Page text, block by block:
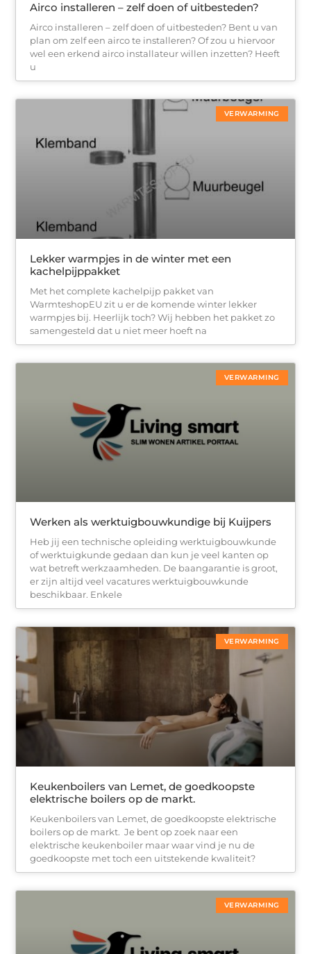
Airco installeren – zelf doen of uitbesteden?
Airco installeren – zelf doen of uitbesteden? Bent u van
plan om zelf een airco te installeren? Of zou u hiervoor
wel een erkend airco installateur willen inzetten? Heeft
u
VERWARMING
Lekker warmpjes in de winter met een
kachelpijppakket
Met het complete kachelpijp pakket van
WarmteshopEU zit u er de komende winter lekker
warmpjes bij. Heerlijk toch? Wij hebben het pakket zo
samengesteld dat u niet meer hoeft na
VERWARMING
Werken als werktuigbouwkundige bij Kuijpers
Heb jij een technische opleiding werktuigbouwkunde
of werktuigkunde gedaan dan kun je veel kanten op
wat betreft werkzaamheden. De baangarantie is groot,
er zijn altijd veel vacatures werktuigbouwkunde
beschikbaar. Enkele
VERWARMING
Keukenboilers van Lemet, de goedkoopste
elektrische boilers op de markt.
Keukenboilers van Lemet, de goedkoopste elektrische
boilers op de markt. Je bent op zoek naar een
elektrische keukenboiler maar waar vind je nu de
goedkoopste met toch een uitstekende kwaliteit?
VERWARMING